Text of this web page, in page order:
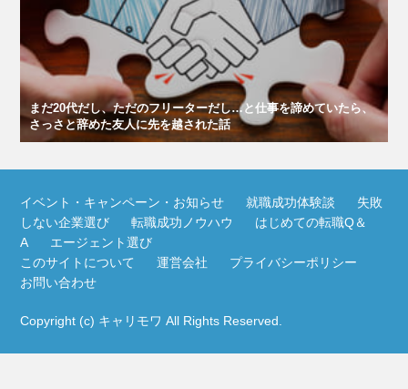
まだ20代だし、ただのフリーターだし…と仕事を諦めていたら、
さっさと辞めた友人に先を越された話
イベント・キャンペーン・お知らせ 就職成功体験談
失敗
しない企業選び
転職成功ノウハウ
はじめての転職Q＆
A
エージェント選び
このサイトについて
運営会社
プライバシーポリシー
お問い合わせ
Copyright (c) キャリモワ All Rights Reserved.